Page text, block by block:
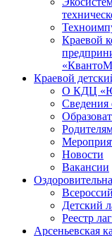
Краевой
Краевой
О КДЦ
Сведения
Новости
Вакансии
Детский
Реестр
Арсеньевская